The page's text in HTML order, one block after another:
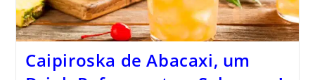
Caipiroska de Abacaxi, um